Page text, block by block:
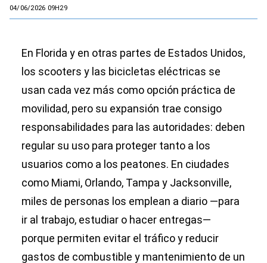
04/06/2026 09H29
En Florida y en otras partes de Estados Unidos,
los scooters y las bicicletas eléctricas se
usan cada vez más como opción práctica de
movilidad, pero su expansión trae consigo
responsabilidades para las autoridades: deben
regular su uso para proteger tanto a los
usuarios como a los peatones. En ciudades
como Miami, Orlando, Tampa y Jacksonville,
miles de personas los emplean a diario —para
ir al trabajo, estudiar o hacer entregas—
porque permiten evitar el tráfico y reducir
gastos de combustible y mantenimiento de un